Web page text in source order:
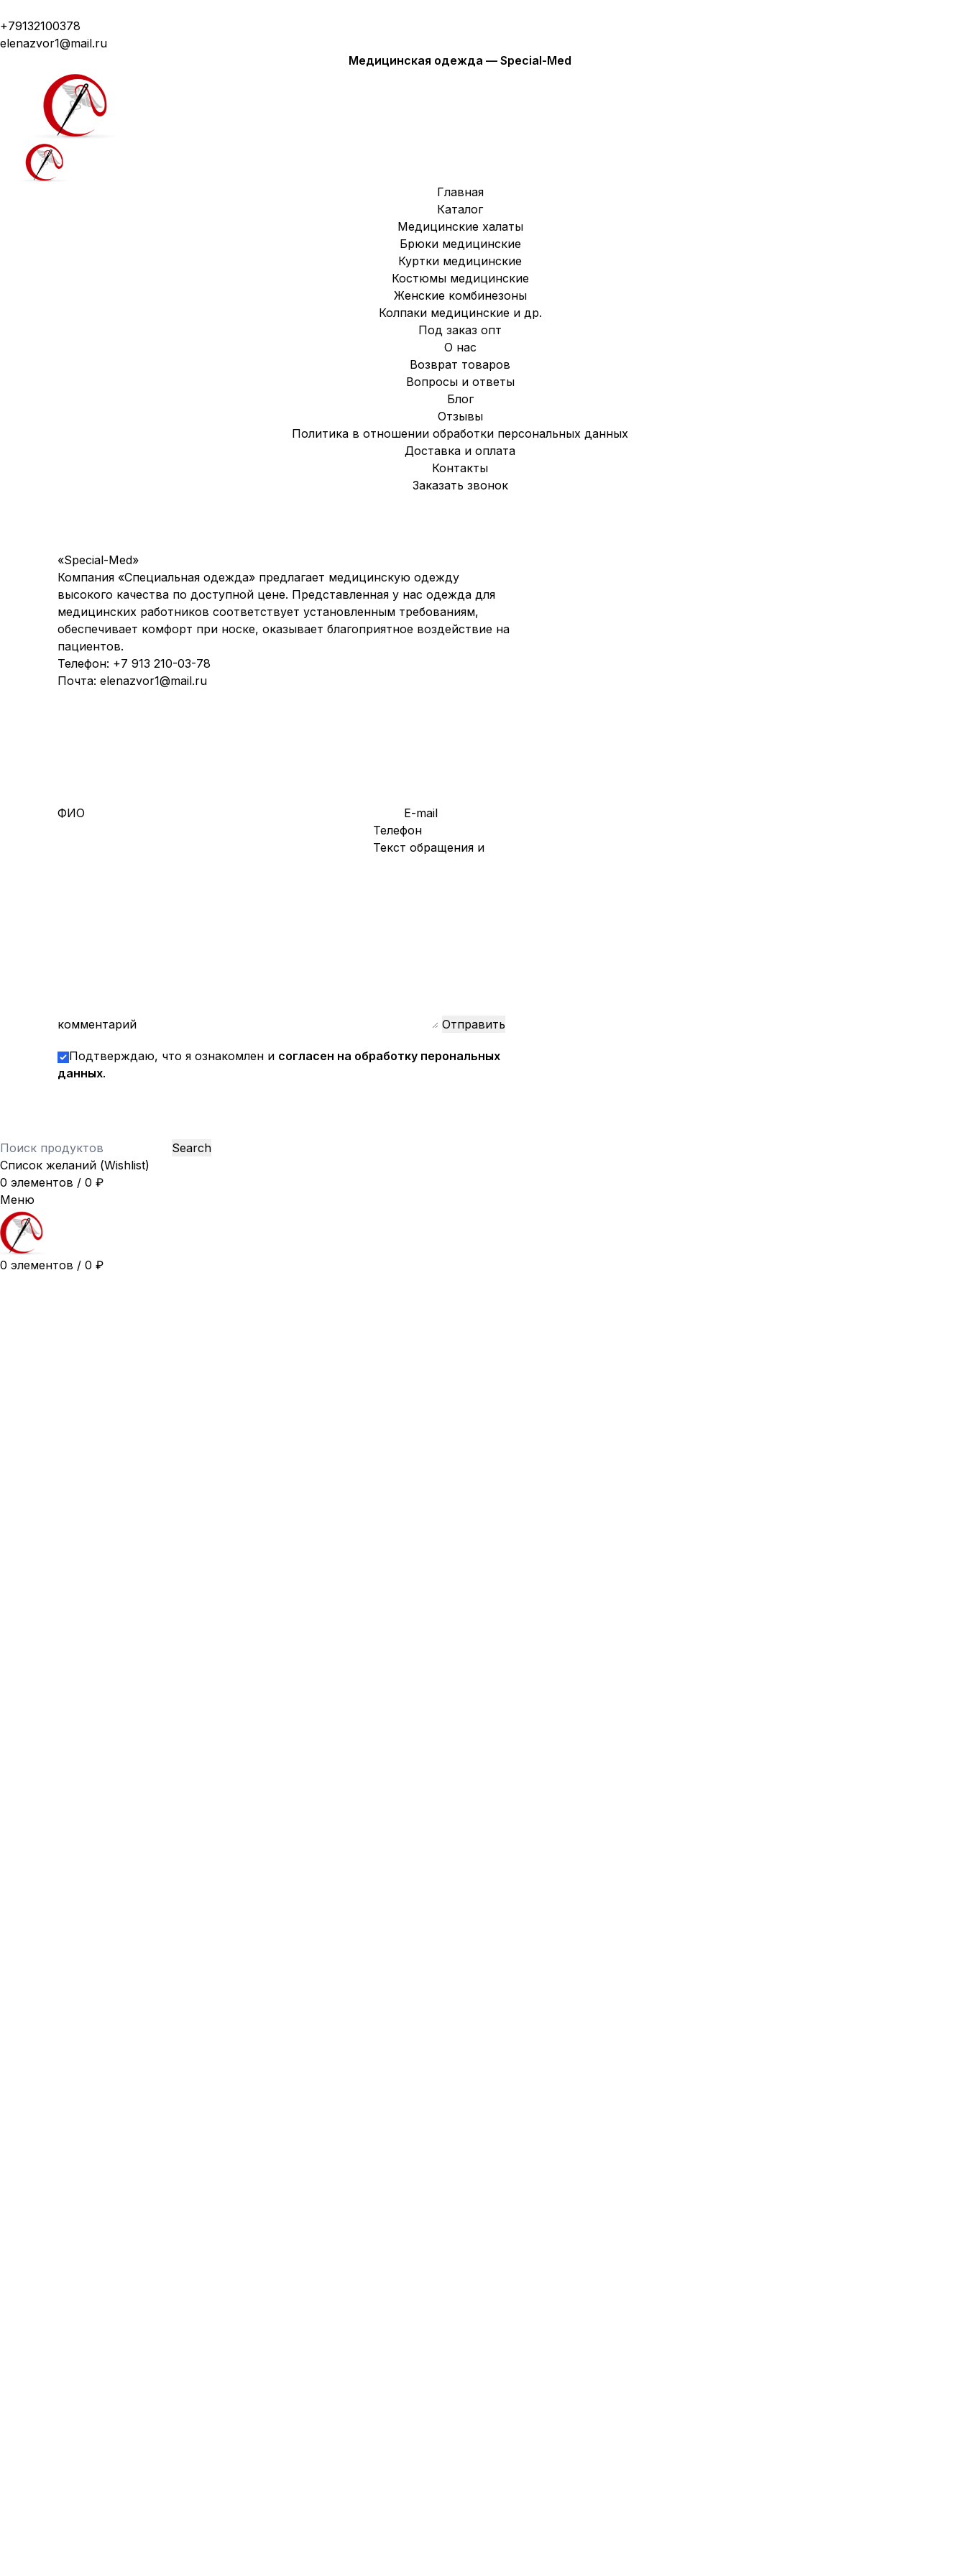
+79132100378
elenazvor1@mail.ru
Медицинская одежда — Special-Med
Главная
Каталог
Медицинские халаты
Брюки медицинские
Куртки медицинские
Костюмы медицинские
Женские комбинезоны
Колпаки медицинские и др.
Под заказ опт
О нас
Возврат товаров
Вопросы и ответы
Блог
Отзывы
Политика в отношении обработки персональных данных
Доставка и оплата
Контакты
Заказать звонок
«Special-Med»
Компания «Специальная одежда» предлагает медицинскую одежду
высокого качества по доступной цене. Представленная у нас одежда для
медицинских работников соответствует установленным требованиям,
обеспечивает комфорт при носке, оказывает благоприятное воздействие на
пациентов.
Телефон: +7 913 210-03-78
Почта: elenazvor1@mail.ru
ФИО
E-mail
Телефон
Текст обращения и
комментарий
Подтверждаю, что я ознакомлен и согласен на обработку перональных
данных.
Search
Список желаний (Wishlist)
0 элементов / 0 ₽
Меню
0 элементов / 0 ₽